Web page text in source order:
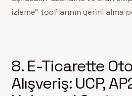
izleme” tool’larının yerini alma
8. E-Ticarette
Alışveriş: UCP,